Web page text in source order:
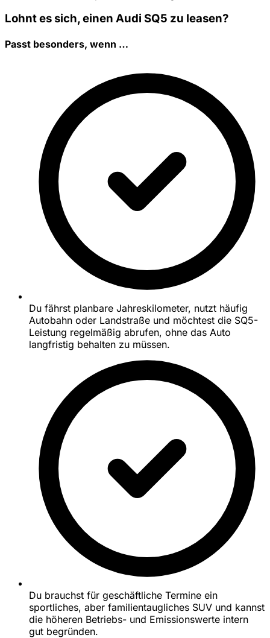
Lohnt es sich, einen Audi SQ5 zu leasen?
Passt besonders, wenn …
Du fährst planbare Jahreskilometer, nutzt häufig
Autobahn oder Landstraße und möchtest die SQ5-
Leistung regelmäßig abrufen, ohne das Auto
langfristig behalten zu müssen.
Du brauchst für geschäftliche Termine ein
sportliches, aber familientaugliches SUV und kannst
die höheren Betriebs- und Emissionswerte intern
gut begründen.